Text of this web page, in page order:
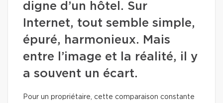
digne d’un hôtel. Sur
Internet, tout semble simple,
épuré, harmonieux. Mais
entre l’image et la réalité, il y
a souvent un écart.
Pour un propriétaire, cette comparaison constante